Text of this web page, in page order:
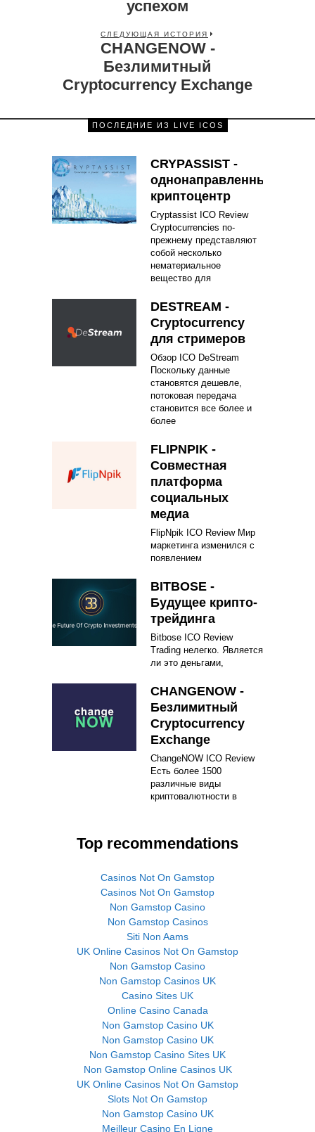
успехом
СЛЕДУЮЩАЯ ИСТОРИЯ
CHANGENOW -
Безлимитный
Cryptocurrency Exchange
ПОСЛЕДНИЕ ИЗ LIVE ICOS
CRYPASSIST -
однонаправленный
криптоцентр
Cryptassist ICO Review
Cryptocurrencies по-
прежнему представляют
собой несколько
нематериальное
вещество для
DESTREAM -
Cryptocurrency
для стримеров
Обзор ICO DeStream
Поскольку данные
становятся дешевле,
потоковая передача
становится все более и
более
FLIPNPIK -
Совместная
платформа
социальных
медиа
FlipNpik ICO Review Мир
маркетинга изменился с
появлением
BITBOSE -
Будущее крипто-
трейдинга
Bitbose ICO Review
Trading нелегко. Является
ли это деньгами,
CHANGENOW -
Безлимитный
Cryptocurrency
Exchange
ChangeNOW ICO Review
Есть более 1500
различные виды
криптовалютности в
Top recommendations
Casinos Not On Gamstop
Casinos Not On Gamstop
Non Gamstop Casino
Non Gamstop Casinos
Siti Non Aams
UK Online Casinos Not On Gamstop
Non Gamstop Casino
Non Gamstop Casinos UK
Casino Sites UK
Online Casino Canada
Non Gamstop Casino UK
Non Gamstop Casino UK
Non Gamstop Casino Sites UK
Non Gamstop Online Casinos UK
UK Online Casinos Not On Gamstop
Slots Not On Gamstop
Non Gamstop Casino UK
Meilleur Casino En Ligne